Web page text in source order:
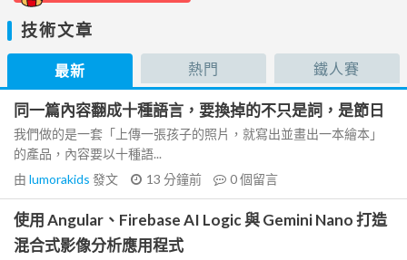
技術文章
最新 熱門 鐵人賽
同一篇內容翻成十種語言，要換掉的不只是詞，是節日
我們做的是一套「上傳一張孩子的照片，就寫出並畫出一本繪本」
的產品，內容要以十種語...
由 lumorakids 發文 13 分鐘前 0個留言
使用 Angular、Firebase AI Logic 與 Gemini Nano 打造
混合式影像分析應用程式